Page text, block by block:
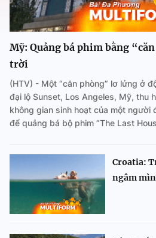
Mỹ: Quảng bá phim bằng
trời
(HTV) - Một “căn phòng” lơ lửng ở
đại lộ Sunset, Los Angeles, Mỹ, thu
không gian sinh hoạt của một người
để quảng bá bộ phim “The Last
Croatia:
ngâm